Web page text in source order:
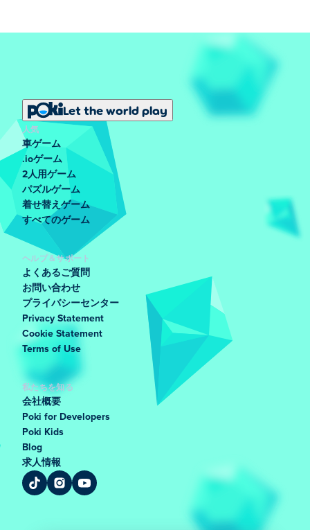
Let the world play
人気
車ゲーム
.ioゲーム
2人用ゲーム
パズルゲーム
着せ替えゲーム
すべてのゲーム
ヘルプ＆サポート
よくあるご質問
お問い合わせ
プライバシーセンター
Privacy Statement
Cookie Statement
Terms of Use
私たちを知る
会社概要
Poki for Developers
Poki Kids
Blog
求人情報